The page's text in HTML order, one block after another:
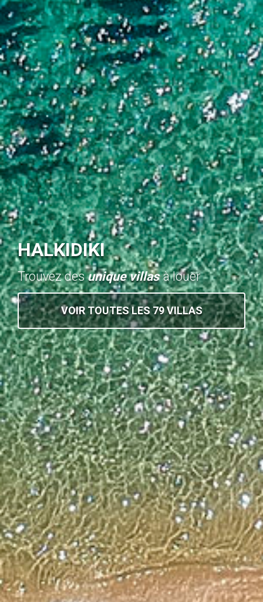
HALKIDIKI
Trouvez desunique villasà louer
VOIR TOUTES LES 79 VILLAS